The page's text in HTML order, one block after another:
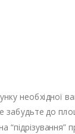
необхідної
забудьте до
“підрізування”